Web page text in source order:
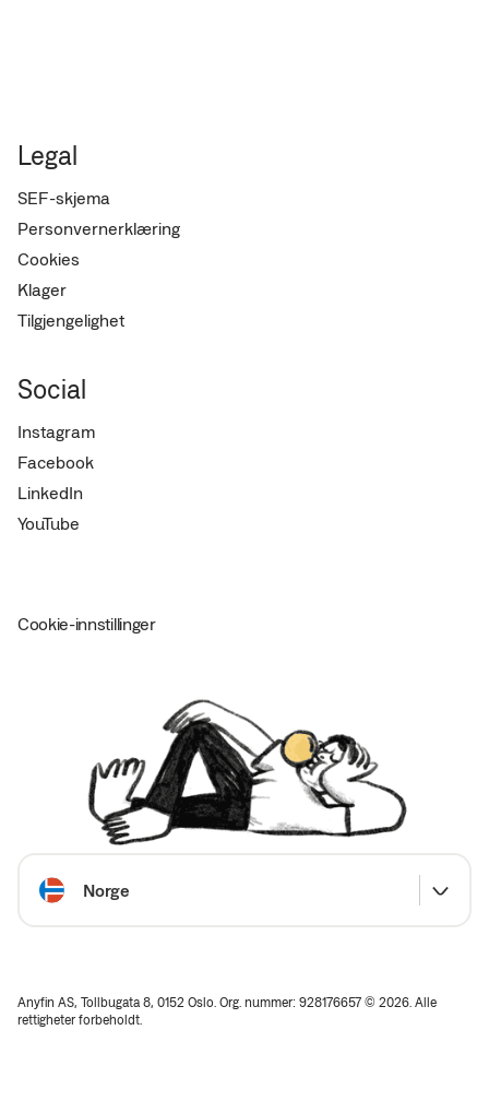
Legal
SEF-skjema
Personvernerklæring
Cookies
Klager
Tilgjengelighet
Social
Instagram
Facebook
LinkedIn
YouTube
Cookie-innstillinger
Norge
Anyfin AS, Tollbugata 8, 0152 Oslo. Org. nummer: 928176657 © 2026. Alle
rettigheter forbeholdt.